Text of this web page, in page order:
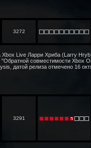
3272
Xbox Live Ларри Хриба (Larry
совместимости Xbox
датой релиза отмечено 16
3291